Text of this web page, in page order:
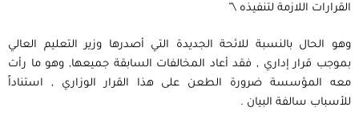
القرارات اللازمة لتنفيذه \”
وهو الحال بالنسبة للائحة الجديدة التي أصدرها وزير التعليم العالي
بموجب قرار إداري , فقد أعاد المخالفات السابقة جميعها, وهو ما رأت
معه المؤسسة ضرورة الطعن على هذا القرار الوزاري , استناداً
للأسباب سالفة البيان .